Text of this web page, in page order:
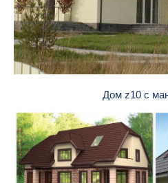
Дом z10 с